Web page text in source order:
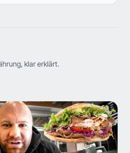
klar erklärt.